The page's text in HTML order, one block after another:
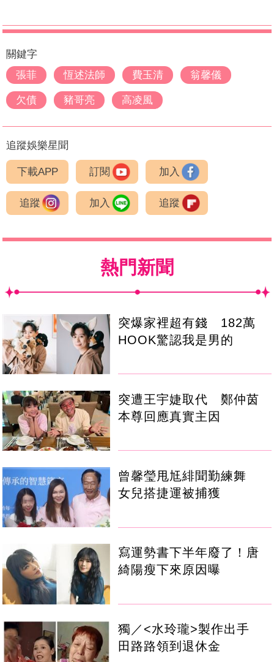
關鍵字
張菲
恆述法師 費玉清 翁馨儀
欠債 豬哥亮 高凌風
追蹤娛樂星聞
下載APP 訂閱 加入
追蹤 加入 追蹤
熱門新聞
突爆家裡超有錢 182萬
HOOK驚認我是男的
突遭王宇婕取代 鄭仲茵
本尊回應真實主因
曾馨瑩甩尪緋聞勤練舞
女兒搭捷運被捕獲
寫運勢書下半年廢了！唐
綺陽瘦下來原因曝
獨／<水玲瓏>製作出手
田路路領到退休金